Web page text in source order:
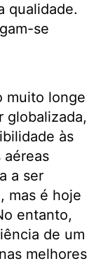
qualidade.
se
muito longe
globalizada,
às
aéreas
a ser
mas é hoje
entanto,
de um
melhores